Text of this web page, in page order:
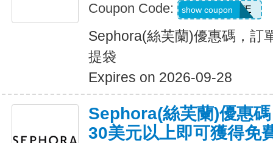
Coupon Code: SPRINGTOTE
show coupon
Sephora(絲芙蘭)優惠碼，訂
提袋
Expires on 2026-09-28
Sephora(絲芙蘭)優惠
30美元以上即可獲得免